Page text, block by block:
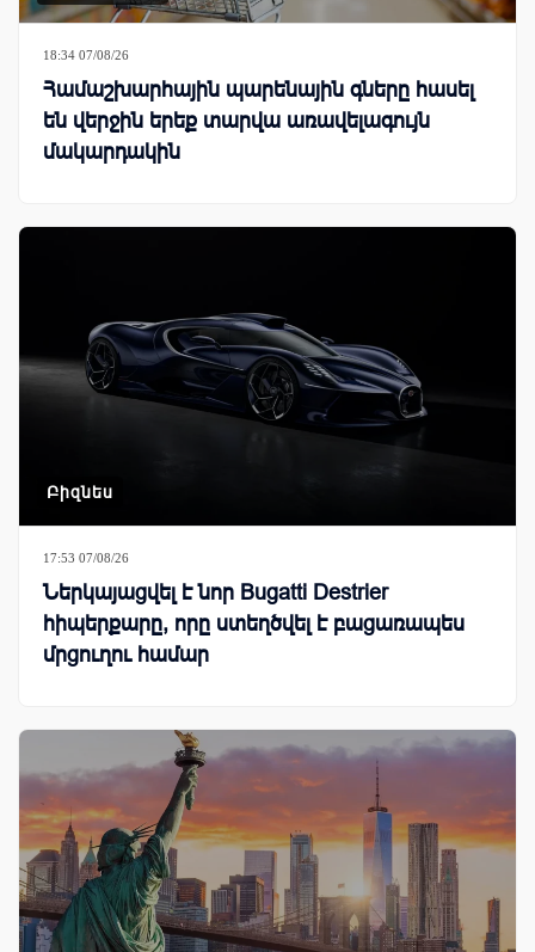
18:34 07/08/26
Համաշխարհային պարենային գները հասել
են վերջին երեք տարվա առավելագույն
մակարդակին
Բիզնես
17:53 07/08/26
Ներկայացվել է նոր Bugatti Destrier
հիպերքարը, որը ստեղծվել է բացառապես
մրցուղու համար